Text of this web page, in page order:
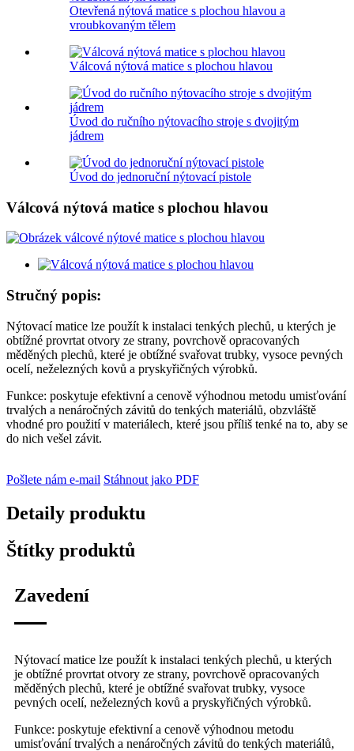
Otevřená nýtová matice s plochou hlavou a
vroubkovaným tělem
Válcová nýtová matice s plochou hlavou
Úvod do ručního nýtovacího stroje s dvojitým
jádrem
Úvod do jednoruční nýtovací pistole
Válcová nýtová matice s plochou hlavou
Stručný popis:
Nýtovací matice lze použít k instalaci tenkých plechů, u kterých je
obtížné provrtat otvory ze strany, povrchově opracovaných
měděných plechů, které je obtížné svařovat trubky, vysoce pevných
ocelí, neželezných kovů a pryskyřičných výrobků.
Funkce: poskytuje efektivní a cenově výhodnou metodu umisťování
trvalých a nenáročných závitů do tenkých materiálů, obzvláště
vhodné pro použití v materiálech, které jsou příliš tenké na to, aby se
do nich vešel závit.
Pošlete nám e-mail Stáhnout jako PDF
Detaily produktu
Štítky produktů
Zavedení
Nýtovací matice lze použít k instalaci tenkých plechů, u kterých
je obtížné provrtat otvory ze strany, povrchově opracovaných
měděných plechů, které je obtížné svařovat trubky, vysoce
pevných ocelí, neželezných kovů a pryskyřičných výrobků.
Funkce: poskytuje efektivní a cenově výhodnou metodu
umisťování trvalých a nenáročných závitů do tenkých materiálů,